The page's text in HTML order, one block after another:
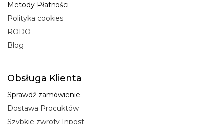
Metody Płatności
Polityka cookies
RODO
Blog
Obsługa Klienta
Sprawdź zamówienie
Dostawa Produktów
Szybkie zwroty Inpost